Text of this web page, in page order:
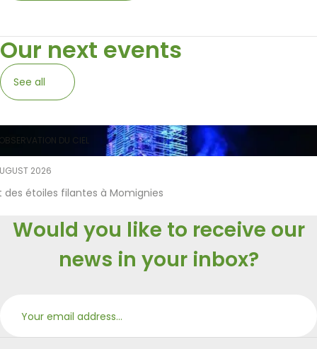
Our next events
See all
2026
des étoiles filantes à Momignies
DU CIEL
Would you like to receive our
news in your inbox?